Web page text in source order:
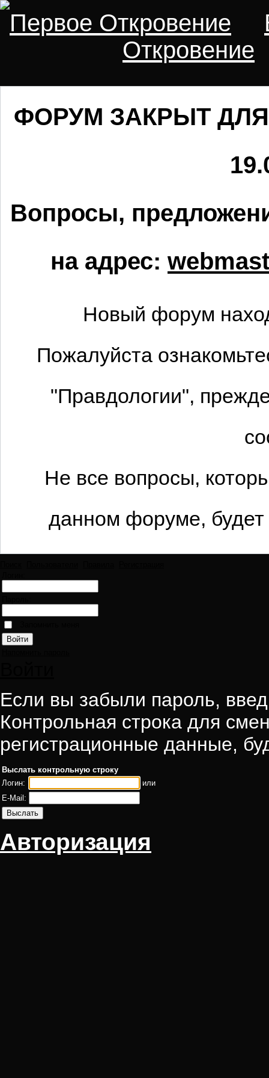
Первое Откровение
Откровение
ФОРУМ ЗАКРЫТ
Вопросы,
на адрес:
Новый форум
Пожалуйста
"Правдологии",
Не все вопросы,
данном форуме,
Если вы забыли пароль,
Контрольная строка для
регистрационные данные,
Выслать контрольную строку
Логин:
или
E-Mail:
Авторизация